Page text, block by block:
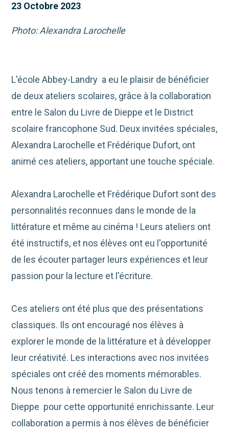
23 Octobre 2023
Photo: Alexandra Larochelle
L'école Abbey-Landry a eu le plaisir de bénéficier
de deux ateliers scolaires, grâce à la collaboration
entre le Salon du Livre de Dieppe et le District
scolaire francophone Sud. Deux invitées spéciales,
Alexandra Larochelle et Frédérique Dufort, ont
animé ces ateliers, apportant une touche spéciale.
Alexandra Larochelle et Frédérique Dufort sont des
personnalités reconnues dans le monde de la
littérature et même au cinéma ! Leurs ateliers ont
été instructifs, et nos élèves ont eu l'opportunité
de les écouter partager leurs expériences et leur
passion pour la lecture et l'écriture.
Ces ateliers ont été plus que des présentations
classiques. Ils ont encouragé nos élèves à
explorer le monde de la littérature et à développer
leur créativité. Les interactions avec nos invitées
spéciales ont créé des moments mémorables.
Nous tenons à remercier le Salon du Livre de
Dieppe pour cette opportunité enrichissante. Leur
collaboration a permis à nos élèves de bénéficier